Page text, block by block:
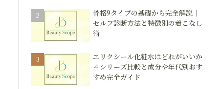
骨格9タイプの基礎から完全解説｜
セルフ診断方法と特徴別の着こなし
術
エリクシール化粧水はどれがいいか
４シリーズ比較と成分や年代別おす
すめ完全ガイド